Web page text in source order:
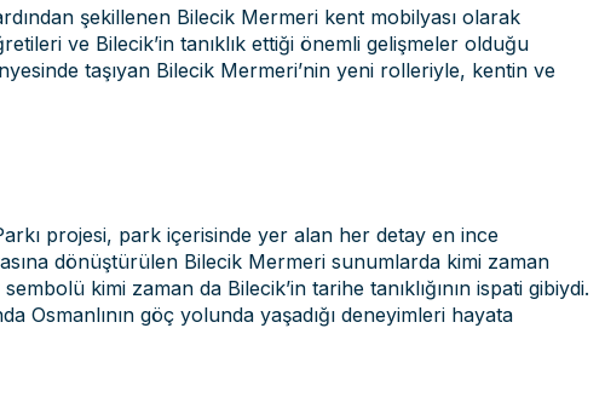
şekillenen Bilecik Mermeri kent mobilyası olarak
ve Bilecik’in tanıklık ettiği önemli gelişmeler olduğu
taşıyan Bilecik Mermeri’nin yeni rolleriyle, kentin ve
projesi, park içerisinde yer alan her detay en ince
dönüştürülen Bilecik Mermeri sunumlarda kimi zaman
kimi zaman da Bilecik’in tarihe tanıklığının ispati gibiydi.
Osmanlının göç yolunda yaşadığı deneyimleri hayata